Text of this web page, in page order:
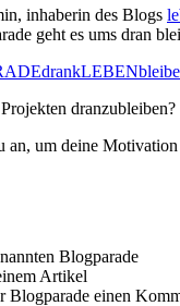
inhaberin des Blogs
geht es ums dran
dranzubleiben?
an, um deine
Blogparade
Artikel
Blogparade einen